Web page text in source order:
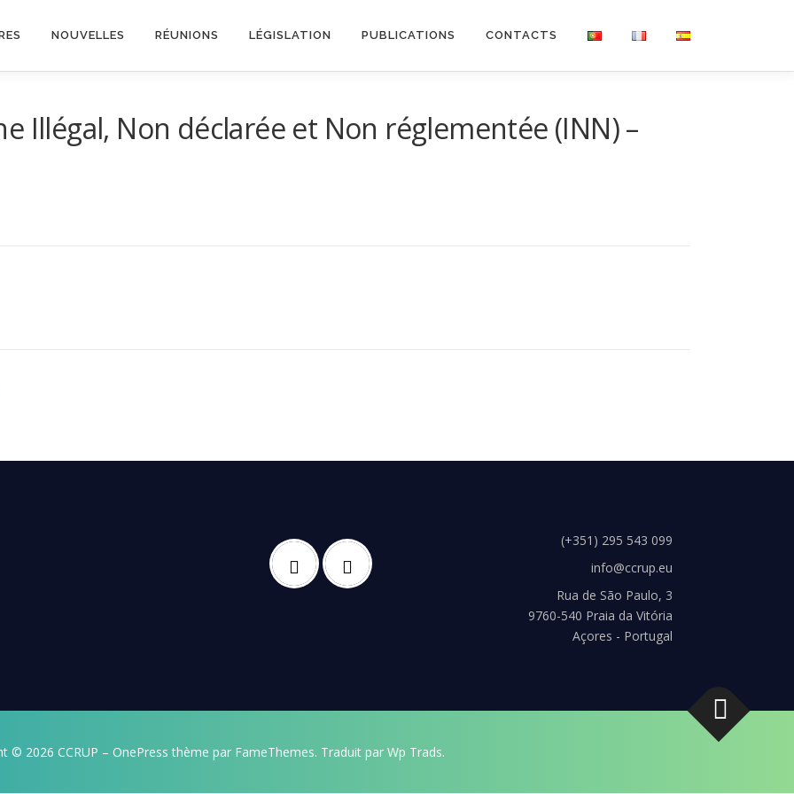
NOUVELLES RÉUNIONS LÉGISLATION PUBLICATIONS CONTACTS
Illégal, Non déclarée et Non réglementée (INN) –
(+351) 295 543 099
info@ccrup.eu
Rua de São Paulo, 3
9760-540 Praia da Vitória
Açores - Portugal
© 2026 CCRUP – OnePress thème par FameThemes. Traduit par Wp Trads.